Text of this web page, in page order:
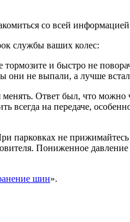
со всей информацией
службы ваших колес:
и быстро не
они не выпали, а лучше
менять. Ответ был, что
всегда на передаче,
парковках не
Пониженное
шин».